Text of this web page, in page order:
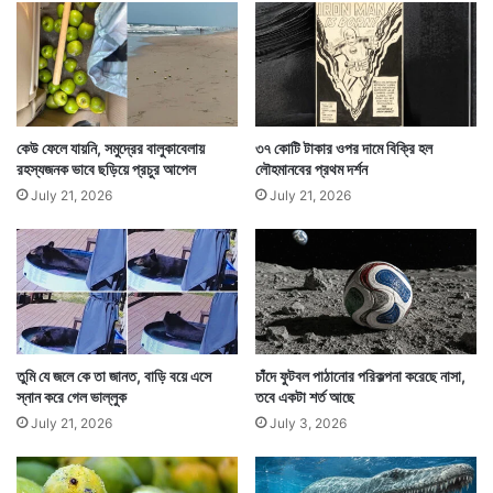
ডোনোভ্যান পড়াশোনা ফের শুরু করলেন। প্রথমে তিনি স্নাতক
পরীক্ষা পাশ করলেন ৪ বছর পড়াশোনা করে। স্নাতক হওয়ার পর
এবার তিনি স্থির করলেন থেমে গিয়ে কি হবে? আরও পড়াশোনা
করলেই তো হয়।
ন
কেউ ফেলে যায়নি, সমুদ্রের বালুকাবেলায়
রহস্যজনক ভাবে ছড়িয়ে প্রচুর আপেল
July 21, 2026
৩৭ কোটি টাকার ওপর দামে বিক্রি হল
লৌহমানবের প্রথম দর্শন
July 21, 2026
তুমি যে জলে কে তা জানত, বাড়ি বয়ে এসে
স্নান করে গেল ভাল্লুক
July 21, 2026
চাঁদে ফুটবল পাঠানোর পরিকল্পনা করেছে নাসা,
তবে একটা শর্ত আছে
July 3, 2026